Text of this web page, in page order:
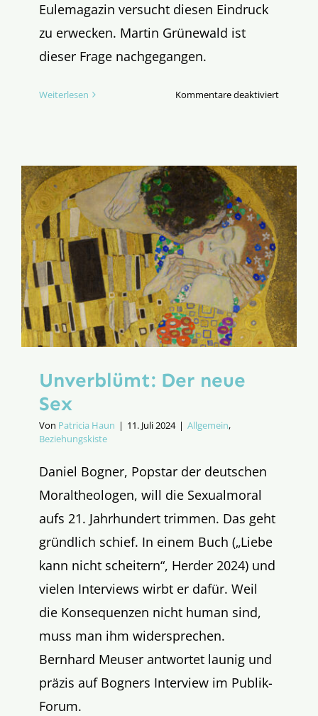
Eulemagazin versucht diesen Eindruck
zu erwecken. Martin Grünewald ist
dieser Frage nachgegangen.
Weiterlesen Kommentare deaktiviertfür
Eule
Unverblümt: Der neue
Sex
Von Patricia Haun | 11. Juli 2024 | Allgemein,
Beziehungskiste
Daniel Bogner, Popstar der deutschen
Moraltheologen, will die Sexualmoral
aufs 21. Jahrhundert trimmen. Das geht
gründlich schief. In einem Buch („Liebe
kann nicht scheitern“, Herder 2024) und
vielen Interviews wirbt er dafür. Weil
die Konsequenzen nicht human sind,
muss man ihm widersprechen.
Bernhard Meuser antwortet launig und
präzis auf Bogners Interview im Publik-
Forum.